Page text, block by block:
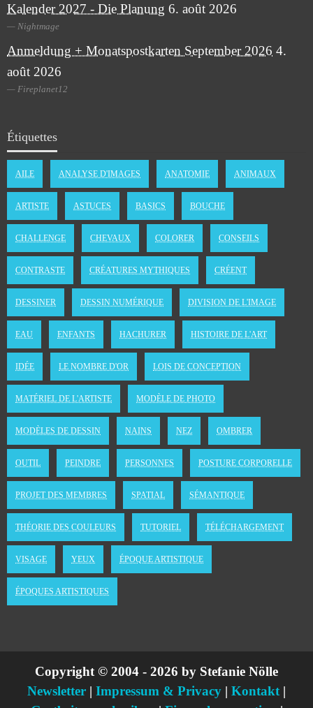
Kalender 2027 - Die Planung 6. août 2026
Nightmage
Anmeldung + Monatspostkarten September 2026 4.
août 2026
Fireplanet12
Étiquettes
AILE ANALYSE D'IMAGES ANATOMIE ANIMAUX
ARTISTE ASTUCES BASICS BOUCHE
CHALLENGE CHEVAUX COLORER CONSEILS
CONTRASTE CRÉATURES MYTHIQUES CRÉENT
DESSINER DESSIN NUMÉRIQUE DIVISION DE L'IMAGE
EAU ENFANTS HACHURER HISTOIRE DE L'ART
IDÉE LE NOMBRE D'OR LOIS DE CONCEPTION
MATÉRIEL DE L'ARTISTE MODÈLE DE PHOTO
MODÈLES DE DESSIN NAINS NEZ OMBRER
OUTIL PEINDRE PERSONNES POSTURE CORPORELLE
PROJET DES MEMBRES SPATIAL SÉMANTIQUE
THÉORIE DES COULEURS TUTORIEL TÉLÉCHARGEMENT
VISAGE YEUX ÉPOQUE ARTISTIQUE
ÉPOQUES ARTISTIQUES
Copyright © 2004 - 2026 by Stefanie Nölle
Newsletter | Impressum & Privacy | Kontakt|